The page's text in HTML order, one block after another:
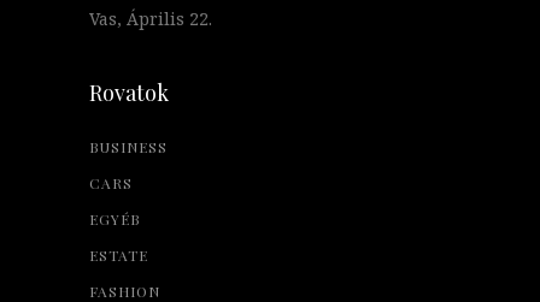
Vas, Április 22.
Rovatok
BUSINESS
CARS
EGYÉB
ESTATE
FASHION